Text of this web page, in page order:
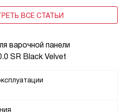
варочной панели
SR Black Velvet
ВСЕ СТАТЬИ